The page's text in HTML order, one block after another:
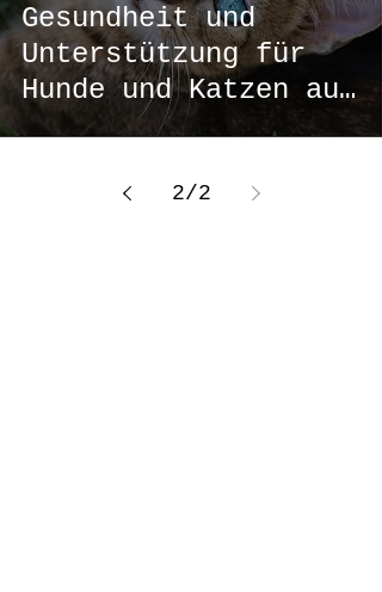
Gesundheit und
Unterstützung für
Hunde und Katzen aus
Sicht einer
2/2